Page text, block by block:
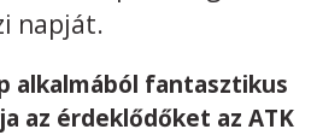
unescohungary
RSS
napját.
alkalmából fantasztikus
az érdeklődőket az ATK